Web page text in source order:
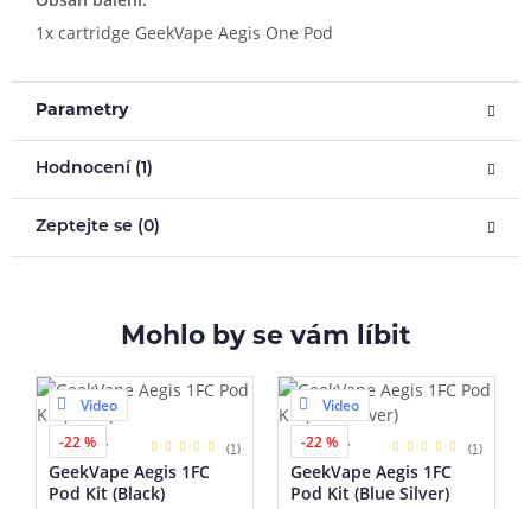
1x cartridge GeekVape Aegis One Pod
Parametry
Hodnocení (1)
Zeptejte se (0)
Mohlo by se vám líbit
Video
-22 %
5 barev (1)
GeekVape Aegis 1FC
Pod Kit (Black)
Video
-22 %
5 barev (1)
GeekVape Aegis 1FC
Pod Kit (Blue Silver)